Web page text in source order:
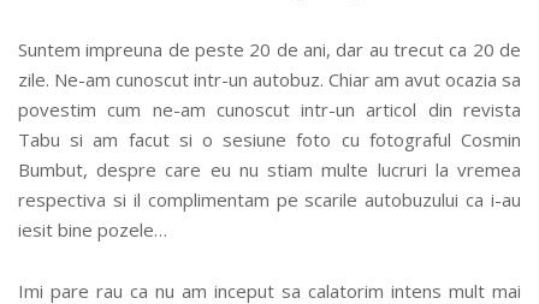
Suntem impreuna de peste 20 de ani, dar au trecut ca 20 de
zile. Ne-am cunoscut intr-un autobuz. Chiar am avut ocazia sa
povestim cum ne-am cunoscut intr-un articol din revista
Tabu si am facut si o sesiune foto cu fotograful Cosmin
Bumbut, despre care eu nu stiam multe lucruri la vremea
respectiva si il complimentam pe scarile autobuzului ca i-au
iesit bine pozele…
Imi pare rau ca nu am inceput sa calatorim intens mult mai